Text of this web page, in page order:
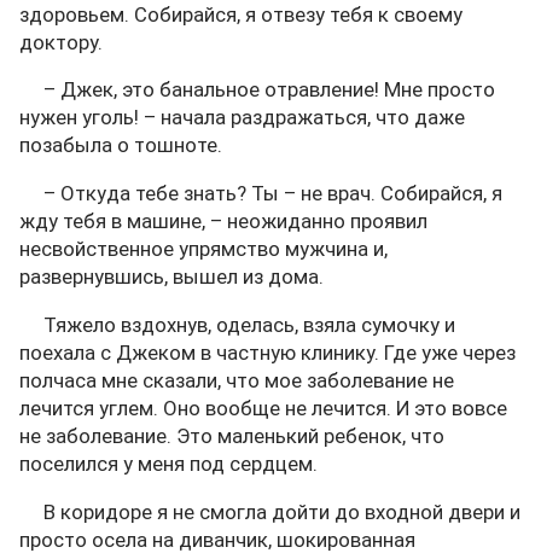
здоровьем. Собирайся, я отвезу тебя к своему
доктору.
– Джек, это банальное отравление! Мне просто
нужен уголь! – начала раздражаться, что даже
позабыла о тошноте.
– Откуда тебе знать? Ты – не врач. Собирайся, я
жду тебя в машине, – неожиданно проявил
несвойственное упрямство мужчина и,
развернувшись, вышел из дома.
Тяжело вздохнув, оделась, взяла сумочку и
поехала с Джеком в частную клинику. Где уже через
полчаса мне сказали, что мое заболевание не
лечится углем. Оно вообще не лечится. И это вовсе
не заболевание. Это маленький ребенок, что
поселился у меня под сердцем.
В коридоре я не смогла дойти до входной двери и
просто осела на диванчик, шокированная